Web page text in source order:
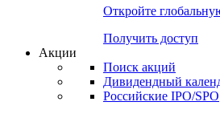
Откройте
Получить доступ
Акции
Поиск акций
Дивидендный
Российские IPO/SPO